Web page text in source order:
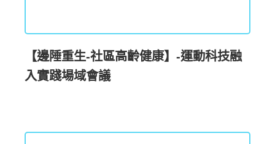
【邊陲重生-社區高齡健康】-運動科技融
入實踐場域會議